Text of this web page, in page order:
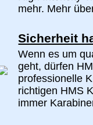
mehr. Mehr
Sicherheit
Wenn es um
geht, dürfen
professionelle
richtigen HMS
immer